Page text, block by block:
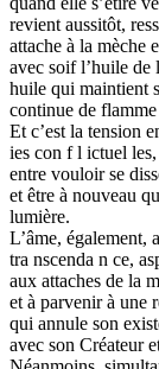
revient aussitôt,
attache à la mèche
avec soif l’huile de
huile qui maintient
continue de
Et c’est la tension
ies con f l ictuel
entre vouloir se
et être à nouveau
lumière.
L’âme, également,
tra nscenda n ce,
aux attaches de la
et à parvenir à une
qui annule son
avec son Créateur